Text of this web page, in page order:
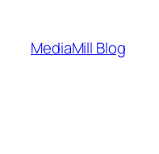
springen
MediaMill Blog